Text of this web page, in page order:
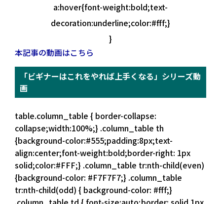
a:hover{font-weight:bold;text-
decoration:underline;color:#fff;}
}
本記事の動画はこちら
「ビギナーはこれをやれば上手くなる」シリーズ動
画
table.column_table { border-collapse:
collapse;width:100%;} .column_table th
{background-color:#555;padding:8px;text-
align:center;font-weight:bold;border-right: 1px
solid;color:#FFF;} .column_table tr:nth-child(even)
{background-color: #F7F7F7;} .column_table
tr:nth-child(odd) { background-color: #fff;}